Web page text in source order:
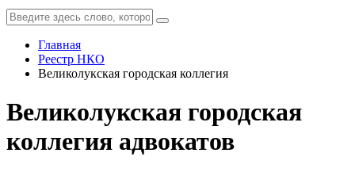
Главная
Реестр НКО
Великолукская городская коллегия
Великолукская городская
коллегия адвокатов